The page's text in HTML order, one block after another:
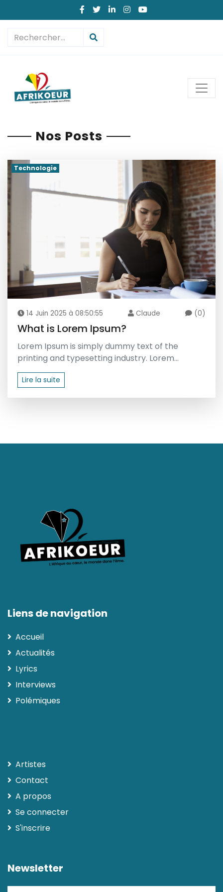
Nos Posts
Technologie
14 Juin 2025 à 08:50:55 Claude (0)
What is Lorem Ipsum?
Lorem Ipsum is simply dummy text of the
printing and typesetting industry. Lorem...
Lire la suite
Liens de navigation
Accueil
Actualités
Lyrics
Interviews
Polémiques
Artistes
Contact
A propos
Se connecter
S'inscrire
Newsletter